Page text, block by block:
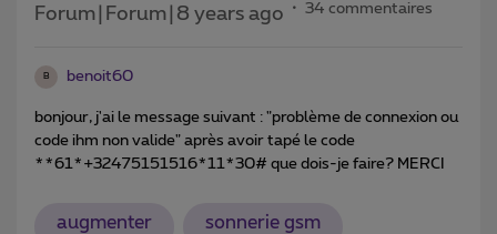
Forum|Forum|8 years ago 34 commentaires
B benoit60
bonjour, j'ai le message suivant : "problème de connexion ou
code ihm non valide" après avoir tapé le code
**61*+32475151516*11*30# que dois-je faire? MERCI
augmenter sonnerie gsm